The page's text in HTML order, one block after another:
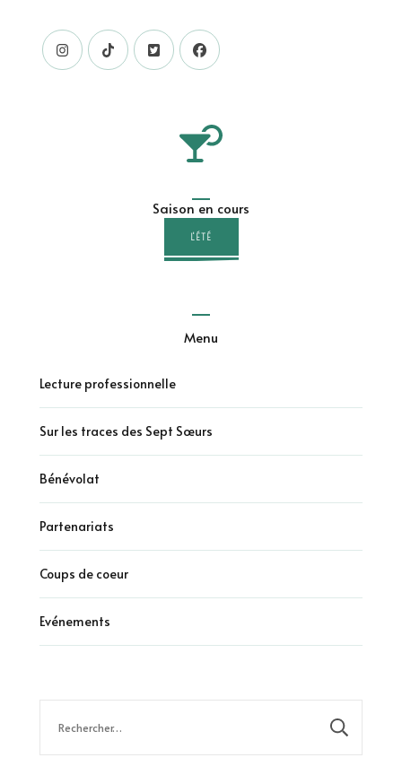
Saison en cours
L'ÉTÉ
Menu
Lecture professionnelle
Sur les traces des Sept Sœurs
Bénévolat
Partenariats
Coups de coeur
Evénements